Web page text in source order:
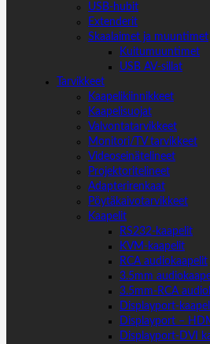
USB-hubit
Extenderit
Skaalaimet ja muuntimet
Kuitumuuntimet
USB AV-sillat
Tarvikkeet
Kaapelikiinnikkeet
Kaapelisuojat
Valvontatarvikkeet
Monitori/TV tarvikkeet
Videoseinätelineet
Projektoritelineet
Adapterirenkaat
Pöytäkaivotarvikkeet
Kaapelit
RS232-kaapelit
KVM-kaapelit
RCA audiokaapelit
3.5mm
3.5mm-RCA
Displayport-
Displayport –
Displayport-DVI